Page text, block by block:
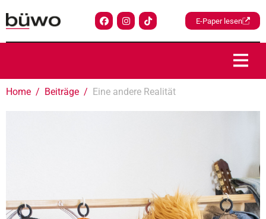
E-Paper lesen
Home Beiträge Eine andere Realität